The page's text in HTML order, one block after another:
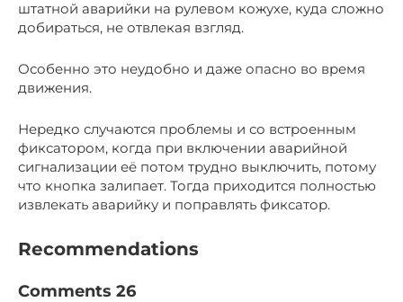
штатной аварийки на рулевом кожухе, куда сложно
добираться, не отвлекая взгляд.
Особенно это неудобно и даже опасно во время
движения.
Нередко случаются проблемы и со встроенным
фиксатором, когда при включении аварийной
сигнализации её потом трудно выключить, потому
что кнопка залипает. Тогда приходится полностью
извлекать аварийку и поправлять фиксатор.
Recommendations
Comments 26